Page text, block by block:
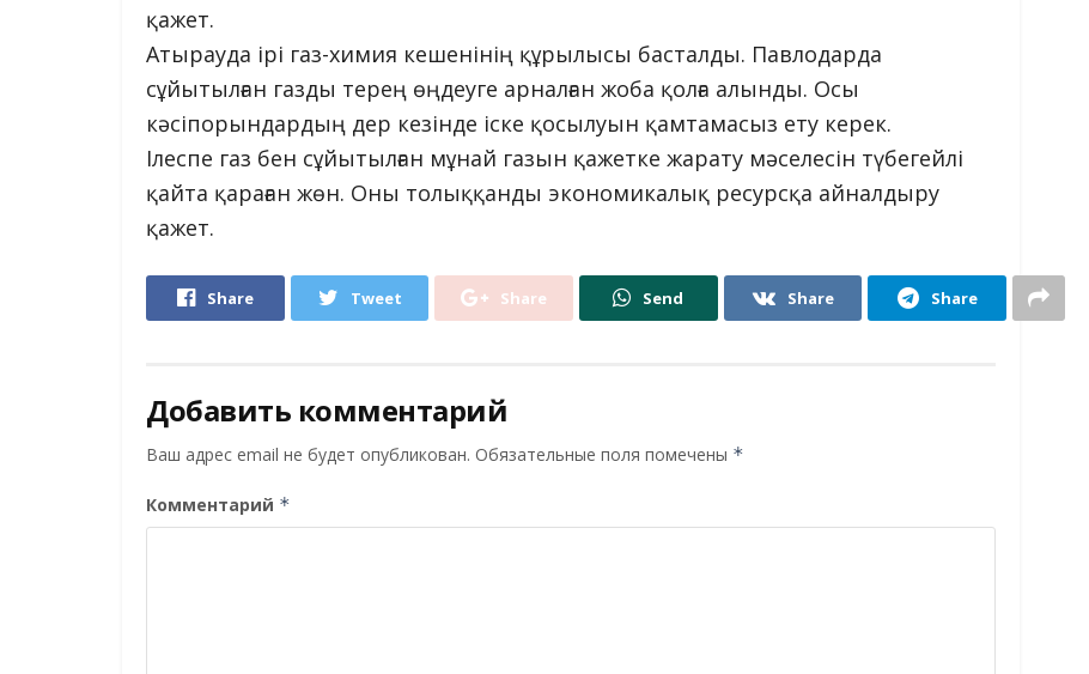
қажет.
Атырауда ірі газ-химия кешенінің құрылысы басталды. Павлодарда
сұйытылған газды терең өңдеуге арналған жоба қолға алынды. Осы
кәсіпорындардың дер кезінде іске қосылуын қамтамасыз ету керек.
Ілеспе газ бен сұйытылған мұнай газын қажетке жарату мәселесін түбегейлі
қайта қараған жөн. Оны толыққанды экономикалық ресурсқа айналдыру
қажет.
Share Tweet Share Send Share Share
Добавить комментарий
Ваш адрес email не будет опубликован. Обязательные поля помечены *
Комментарий *